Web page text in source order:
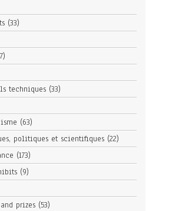
(33)
techniques (33)
(63)
politiques et scientifiques (22)
(173)
(9)
prizes (53)